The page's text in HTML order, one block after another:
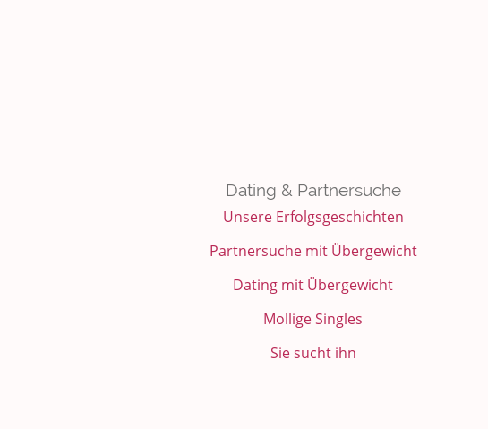
Dating & Partnersuche
Unsere Erfolgsgeschichten
Partnersuche mit Übergewicht
Dating mit Übergewicht
Mollige Singles
Sie sucht ihn